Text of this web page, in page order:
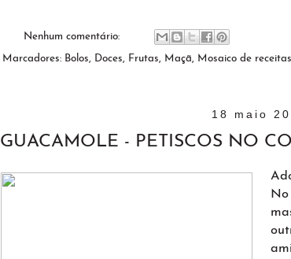
Nenhum comentário:
Marcadores: Bolos, Doces, Frutas, Maçã, Mosaico de receitas
18 maio
GUACAMOLE - PETISCOS NO